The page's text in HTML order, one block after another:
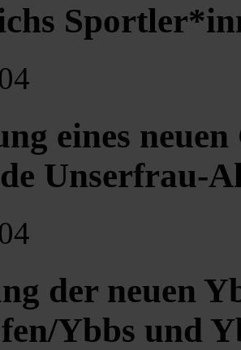
eines
Unserfrau-
der neuen
Ybbs und